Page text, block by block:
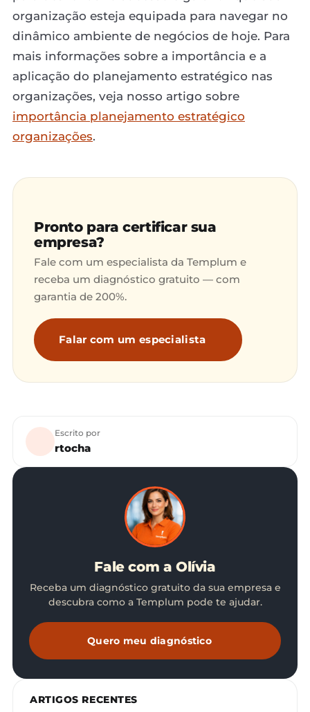
organização esteja equipada para navegar no
dinâmico ambiente de negócios de hoje. Para
mais informações sobre a importância e a
aplicação do planejamento estratégico nas
organizações, veja nosso artigo sobre
importância planejamento estratégico
organizações.
Pronto para certificar sua
empresa?
Fale com um especialista da Templum e
receba um diagnóstico gratuito — com
garantia de 200%.
Falar com um especialista
Escrito por
rtocha
Fale com a Olívia
Receba um diagnóstico gratuito da sua empresa e
descubra como a Templum pode te ajudar.
Quero meu diagnóstico
ARTIGOS RECENTES